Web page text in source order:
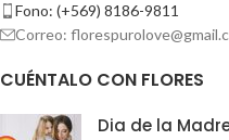
Fono: (+569) 8186-9811
Correo:
CUÉNTALO CON FLORES
Dia de la